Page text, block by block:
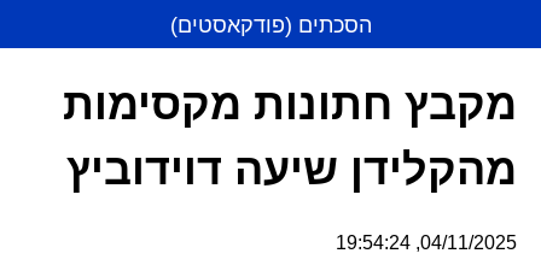
הסכתים (פודקאסטים)
מקבץ חתונות מקסימות
מהקלידן שיעה דוידוביץ
04/11/2025, 19:54:24